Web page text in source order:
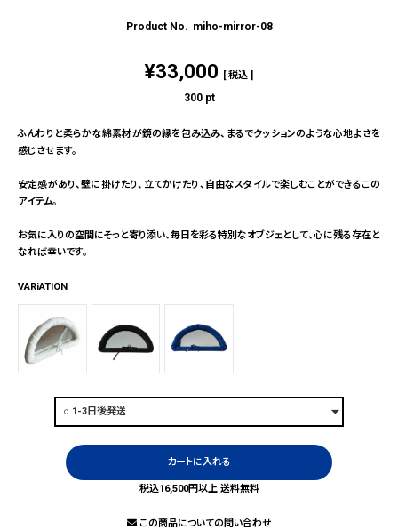
miho-mirror-08
¥33,000 税込
300 pt
ふんわりと柔らかな綿素材が鏡の縁を包み込み、まるでクッションのような心地よさを
感じさせます。
安定感があり、壁に掛けたり、立てかけたり、自由なスタイルで楽しむことができるこの
アイテム。
お気に入りの空間にそっと寄り添い、毎日を彩る特別なオブジェとして、心に残る存在と
なれば幸いです。
VARiATION
カートに入れる
税込16,500円以上 送料無料
この商品についての問い合わせ